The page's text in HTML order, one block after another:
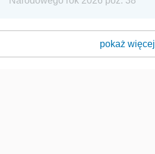
pokaż więcej